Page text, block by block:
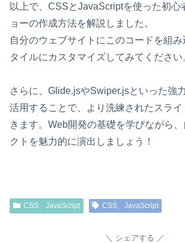
以上で、CSSとJavaScriptを使った初心
ョーの作成方法を解説しました。
自分のウェブサイトにこのコードを組
タイルにカスタマイズしてみてください
さらに、Glide.jsやSwiper.jsといった強
活用することで、より洗練されたスラ
きます。Web開発の基礎を学びながら
クトを魅力的に演出しましょう！
CSS、JavaScript CSS、JavaScript
シェアする